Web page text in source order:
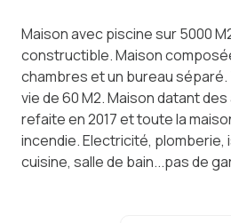
Maison avec piscine sur 5000
constructible. Maison
chambres et un bureau
vie de 60 M2. Maison datant
refaite en 2017 et toute la
incendie. Electricité, plomberie,
cuisine, salle de bain...pas de